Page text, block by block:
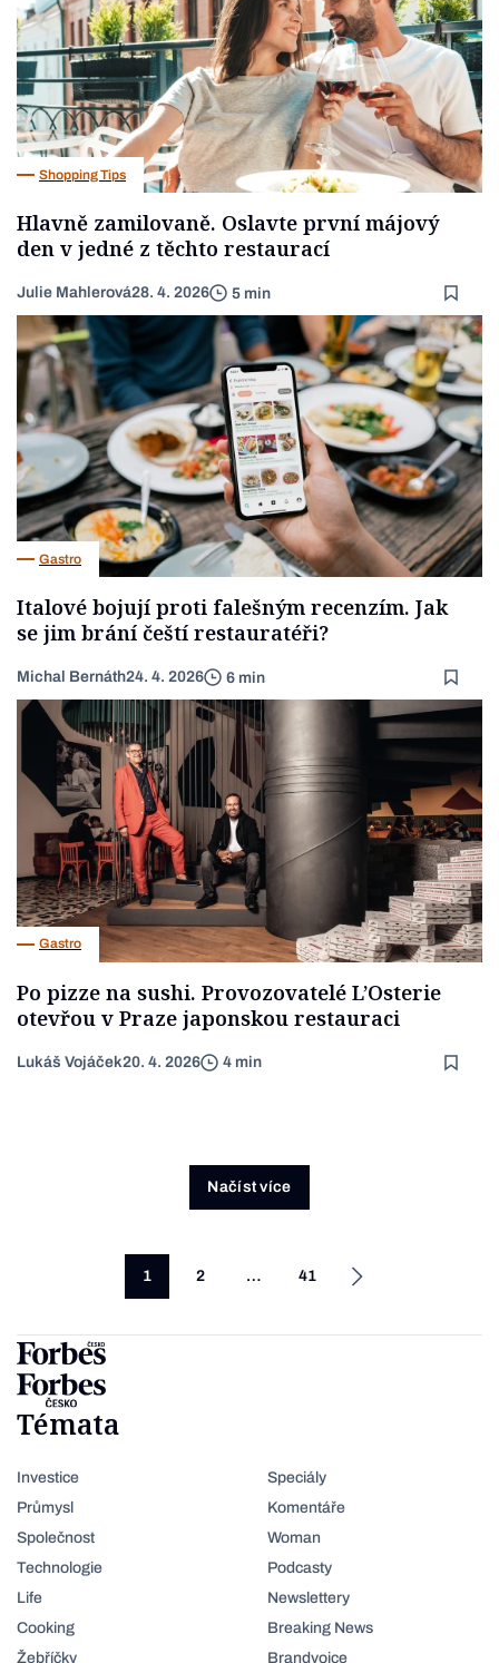
Shopping Tips
Hlavně zamilovaně. Oslavte první májový
den v jedné z těchto restaurací
Julie Mahlerová28. 4. 2026 5 min
Gastro
Italové bojují proti falešným recenzím. Jak
se jim brání čeští restauratéři?
Michal Bernáth24. 4. 2026 6 min
Gastro
Po pizze na sushi. Provozovatelé L’Osterie
otevřou v Praze japonskou restauraci
Lukáš Vojáček20. 4. 2026 4 min
Načíst více
1 2 … 41
Témata
Investice
Průmysl
Společnost
Technologie
Life
Cooking
Žebříčky
Speciály
Komentáře
Woman
Podcasty
Newslettery
Breaking News
Brandvoice